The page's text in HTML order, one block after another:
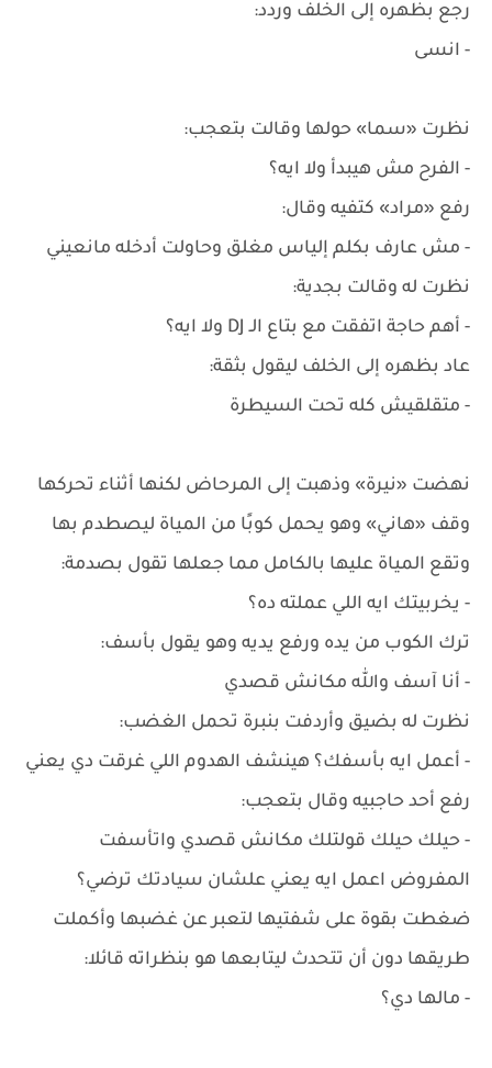
رجع بظهره إلى الخلف وردد:
- انسى
نظرت «سما» حولها وقالت بتعجب:
- الفرح مش هيبدأ ولا ايه؟
رفع «مراد» كتفيه وقال:
- مش عارف بكلم إلياس مغلق وحاولت أدخله مانعيني
نظرت له وقالت بجدية:
- أهم حاجة اتفقت مع بتاع الـ DJ ولا ايه؟
عاد بظهره إلى الخلف ليقول بثقة:
- متقلقيش كله تحت السيطرة
نهضت «نيرة» وذهبت إلى المرحاض لكنها أثناء تحركها
وقف «هاني» وهو يحمل كوبًا من المياة ليصطدم بها
وتقع المياة عليها بالكامل مما جعلها تقول بصدمة:
- يخربيتك ايه اللي عملته ده؟
ترك الكوب من يده ورفع يديه وهو يقول بأسف:
- أنا آسف والله مكانش قصدي
نظرت له بضيق وأردفت بنبرة تحمل الغضب:
- أعمل ايه بأسفك؟ هينشف الهدوم اللي غرقت دي يعني
رفع أحد حاجبيه وقال بتعجب:
- حيلك حيلك قولتلك مكانش قصدي واتأسفت
المفروض اعمل ايه يعني علشان سيادتك ترضي؟
ضغطت بقوة على شفتيها لتعبر عن غضبها وأكملت
طريقها دون أن تتحدث ليتابعها هو بنظراته قائلا:
- مالها دي؟